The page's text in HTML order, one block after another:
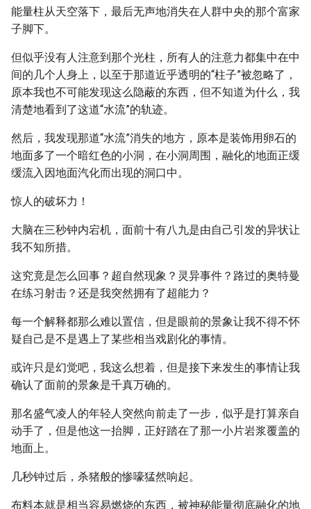
能量柱从天空落下，最后无声地消失在人群中央的那个富家
子脚下。
但似乎没有人注意到那个光柱，所有人的注意力都集中在中
间的几个人身上，以至于那道近乎透明的“柱子”被忽略了，
原本我也不可能发现这么隐蔽的东西，但不知道为什么，我
清楚地看到了这道“水流”的轨迹。
然后，我发现那道“水流”消失的地方，原本是装饰用卵石的
地面多了一个暗红色的小洞，在小洞周围，融化的地面正缓
缓流入因地面汽化而出现的洞口中。
惊人的破坏力！
大脑在三秒钟内宕机，面前十有八九是由自己引发的异状让
我不知所措。
这究竟是怎么回事？超自然现象？灵异事件？路过的奥特曼
在练习射击？还是我突然拥有了超能力？
每一个解释都那么难以置信，但是眼前的景象让我不得不怀
疑自己是不是遇上了某些相当戏剧化的事情。
或许只是幻觉吧，我这么想着，但是接下来发生的事情让我
确认了面前的景象是千真万确的。
那名盛气凌人的年轻人突然向前走了一步，似乎是打算亲自
动手了，但是他这一抬脚，正好踏在了那一小片岩浆覆盖的
地面上。
几秒钟过后，杀猪般的惨嚎猛然响起。
布料本就是相当容易燃烧的东西，被神秘能量彻底融化的地